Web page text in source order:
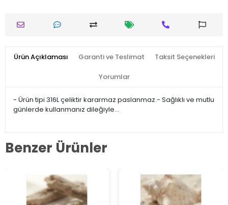
Ürün Açıklaması Garanti ve Teslimat Taksit Seçenekleri
Yorumlar
- Ürün tipi 316L çeliktir kararmaz paslanmaz.- Sağlıklı ve mutlu
günlerde kullanmanız dileğiyle…
Benzer Ürünler